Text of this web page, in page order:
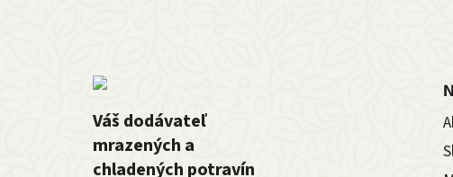
Váš dodávateľ
mrazených a
chladených potravín